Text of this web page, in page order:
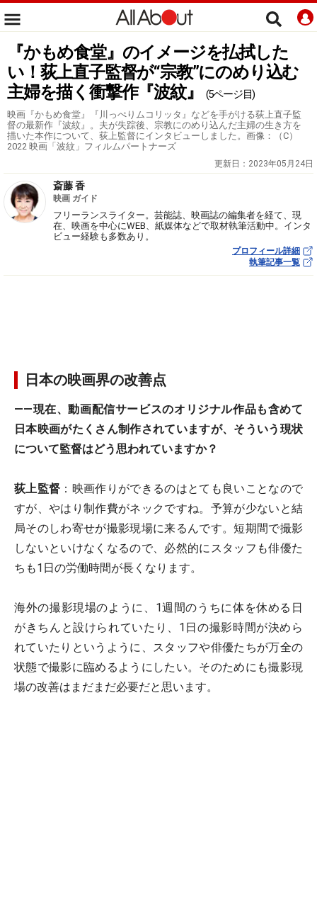
『かもめ食堂』のイメージを払拭した
い！荻上直子監督が“宗教”にのめり込む
主婦を描く衝撃作『波紋』
(5ページ目)
映画『かもめ食堂』『川っぺりムコリッタ』などを手がける荻上直子監
督の最新作『波紋』。夫が失踪後、宗教にのめり込んだ主婦の生き方を
描いた本作について、荻上監督にインタビューしました。画像：（C）
2022 映画「波紋」フィルムパートナーズ
更新日： 2023年05月24日
斎藤 香
映画 ガイド
フリーランスライター。芸能誌、映画誌の編集者を経て、現
在、映画を中心にWEB、紙媒体などで取材執筆活動中。インタ
ビュー経験も多数あり。
プロフィール詳細
執筆記事一覧
日本の映画界の改善点
――現在、動画配信サービスのオリジナル作品も含めて
日本映画がたくさん制作されていますが、そういう現状
について監督はどう思われていますか？
荻上監督 ：映画作りができるのはとても良いことなので
すが、やはり制作費がネックですね。予算が少ないと結
局そのしわ寄せが撮影現場に来るんです。短期間で撮影
しないといけなくなるので、必然的にスタッフも俳優た
ちも1日の労働時間が長くなります。
海外の撮影現場のように、1週間のうちに体を休める日
がきちんと設けられていたり、1日の撮影時間が決めら
れていたりというように、スタッフや俳優たちが万全の
状態で撮影に臨めるようにしたい。そのためにも撮影現
場の改善はまだまだ必要だと思います。